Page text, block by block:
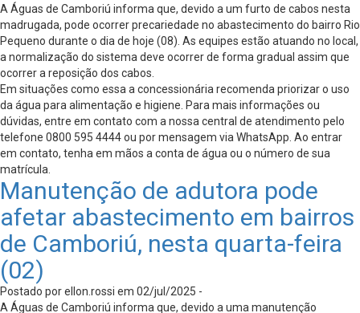
A Águas de Camboriú informa que, devido a um furto de cabos nesta
madrugada, pode ocorrer precariedade no abastecimento do bairro Rio
Pequeno durante o dia de hoje (08). As equipes estão atuando no local,
a normalização do sistema deve ocorrer de forma gradual assim que
ocorrer a reposição dos cabos.
Em situações como essa a concessionária recomenda priorizar o uso
da água para alimentação e higiene. Para mais informações ou
dúvidas, entre em contato com a nossa central de atendimento pelo
telefone 0800 595 4444 ou por mensagem via WhatsApp. Ao entrar
em contato, tenha em mãos a conta de água ou o número de sua
matrícula.
Manutenção de adutora pode
afetar abastecimento em bairros
de Camboriú, nesta quarta-feira
(02)
Postado por ellon.rossi em 02/jul/2025 -
A Águas de Camboriú informa que, devido a uma manutenção